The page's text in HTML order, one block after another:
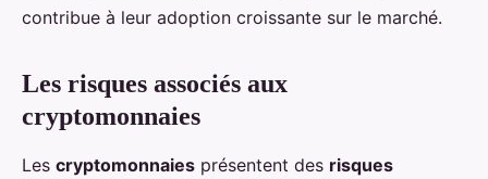
contribue à leur adoption croissante sur le marché.
Les risques associés aux
cryptomonnaies
Les cryptomonnaies présentent des risques